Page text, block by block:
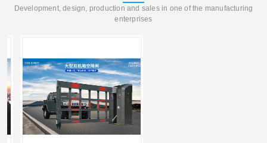
Development, design, production and sales in one of the manufacturing
enterprises